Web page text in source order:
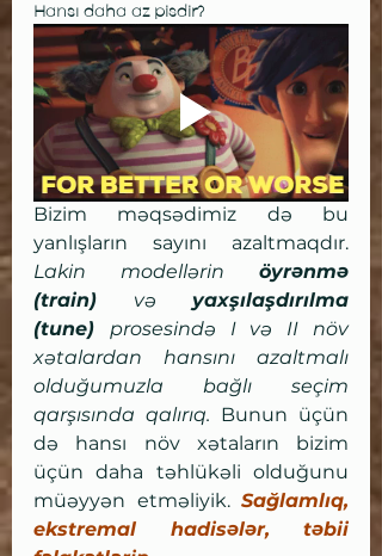
Hansı daha az pisdir?
Bizim məqsədimiz də bu
Lakin modellərin öyrənmə
(train) və yaxşılaşdırılma
(tune) prosesində I və II növ
xətalardan hansını azaltmalı
olduğumuzla bağlı seçim
qarşısında qalırıq. Bunun üçün
də hansı növ xətaların bizim
üçün daha təhlükəli olduğunu
müəyyən etməliyik. Sağlamlıq,
ekstremal hadisələr, təbii